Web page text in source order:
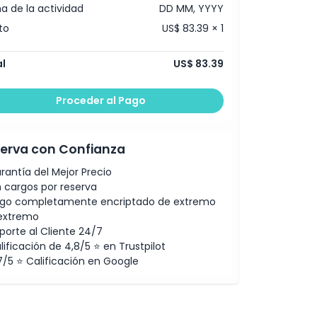
de la actividad
DD MM, YYYY
US$ 83.39 × 1
US$ 83.39
Proceder al Pago
con Confianza
del Mejor Precio
cargos por reserva
completamente encriptado de extremo
al Cliente 24/7
de 4,8/5 ⭐ en Trustpilot
5 ⭐ Calificación en Google